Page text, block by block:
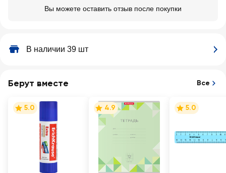
Вы можете оставить отзыв после покупки
В наличии 39 шт
Берут вместе Все
5.0 4.9 5.0